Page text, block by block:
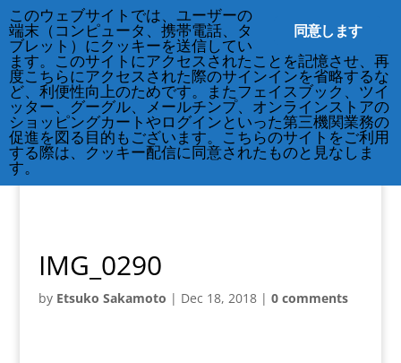
212-677-8621
info@crsny.org
IMG_0290
by Etsuko Sakamoto | Dec 18, 2018| 0 comments
同意します
このウェブサイトでは、ユーザーの
端末（コンピュータ、携帯電話、タ
ブレット）にクッキーを送信してい
ます。このサイトにアクセスされたことを記憶させ、再
度こちらにアクセスされた際のサインインを省略するな
ど、利便性向上のためです。またフェイスブック、ツイ
ッター、グーグル、メールチンプ、オンラインストアの
ショッピングカートやログインといった第三機関業務の
促進を図る目的もございます。こちらのサイトをご利用
する際は、クッキー配信に同意されたものと見なしま
す。